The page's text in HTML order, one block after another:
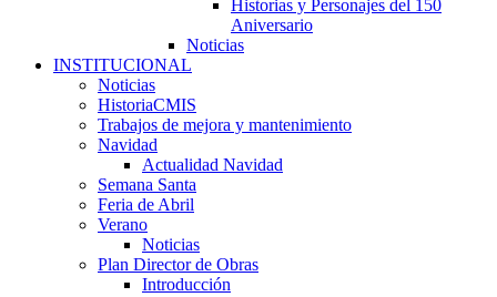
Historias y Personajes del 150
Aniversario
Noticias
INSTITUCIONAL
Noticias
HistoriaCMIS
Trabajos de mejora y mantenimiento
Navidad
Actualidad Navidad
Semana Santa
Feria de Abril
Verano
Noticias
Plan Director de Obras
Introducción